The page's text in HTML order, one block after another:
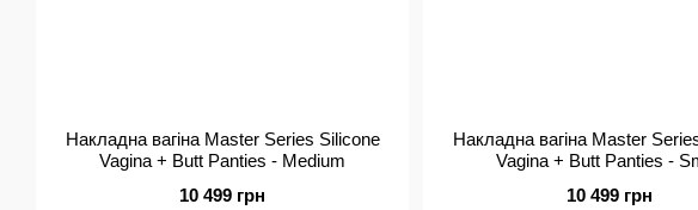
Накладна вагіна Master Series Silicone
Vagina + Butt Panties - Medium
10 499 грн
Накладна вагіна Master
Vagina + Butt Panties -
10 499 грн